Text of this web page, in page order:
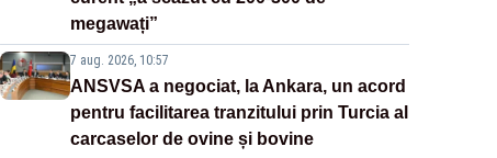
megawați”
7 aug. 2026, 10:57
ANSVSA a negociat, la Ankara, un acord
pentru facilitarea tranzitului prin Turcia al
carcaselor de ovine și bovine